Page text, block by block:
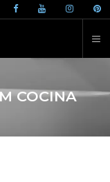
COCINA